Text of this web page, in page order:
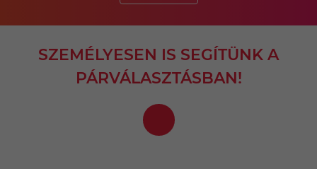
SZEMÉLYESEN IS SEGÍTÜNK A
PÁRVÁLASZTÁSBAN!